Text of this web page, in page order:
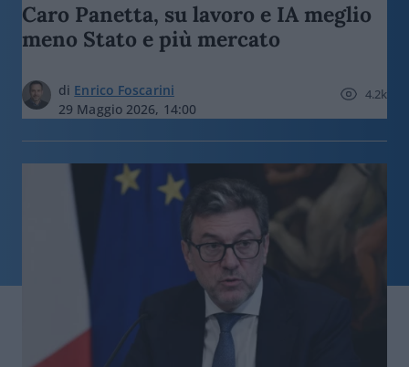
Caro Panetta, su lavoro e IA meglio
meno Stato e più mercato
di Enrico Foscarini
29 Maggio 2026, 14:00
4.2k